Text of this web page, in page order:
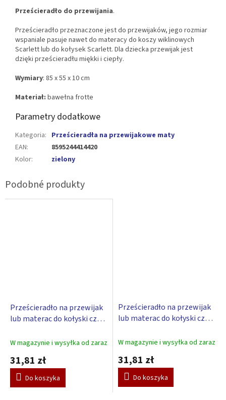
Prześcieradło do przewijania.
Prześcieradło przeznaczone jest do przewijaków, jego rozmiar
wspaniale pasuje nawet do materacy do koszy wiklinowych
Scarlett lub do kołysek Scarlett. Dla dziecka przewijak jest
dzięki prześcieradłu miękki i ciepły.
Wymiary: 85 x 55 x 10 cm
Materiał: bawełna frotte
Parametry dodatkowe
Kategoria: Prześcieradła na przewijakowe maty
EAN:
8595244414420
Kolor: zielony
Prześcieradło na przewijak
lub materac do kołyski czy
W magazynie i wysyłka od zaraz
31,81 zł
Do koszyka
Prześcieradło na przewijak
lub materac do kołyski czy
W magazynie i wysyłka od zaraz
31,81 zł
Do koszyka